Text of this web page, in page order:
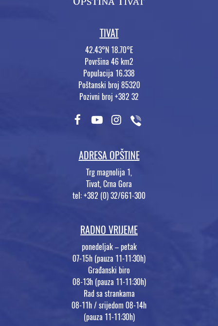
TIVAT
42.43°N 18.70°E
Površina 46 km2
Populacija 16.338
Poštanski broj 85320
Pozivni broj +382 32
ADRESA OPŠTINE
Trg magnolija 1,
Tivat, Crna Gora
tel: +382 (0) 32/661-300
RADNO VRIJEME
ponedeljak – petak
07-15h (pauza 11-11:30h)
Građanski biro
08-13h (pauza 11-11:30h)
Rad sa strankama
08-11h / srijedom 08-14h
(pauza 11-11:30h)